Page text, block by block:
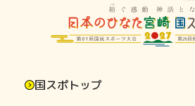
国スポトップ